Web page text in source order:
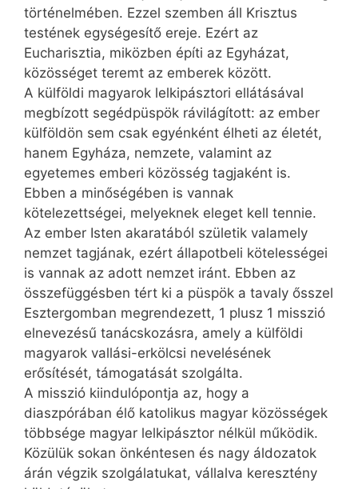
történelmében. Ezzel szemben áll Krisztus
testének egységesítő ereje. Ezért az
Eucharisztia, miközben építi az Egyházat,
közösséget teremt az emberek között.
A külföldi magyarok lelkipásztori ellátásával
megbízott segédpüspök rávilágított: az ember
külföldön sem csak egyénként élheti az életét,
hanem Egyháza, nemzete, valamint az
egyetemes emberi közösség tagjaként is.
Ebben a minőségében is vannak
kötelezettségei, melyeknek eleget kell tennie.
Az ember Isten akaratából születik valamely
nemzet tagjának, ezért állapotbeli kötelességei
is vannak az adott nemzet iránt. Ebben az
összefüggésben tért ki a püspök a tavaly ősszel
Esztergomban megrendezett, 1 plusz 1 misszió
elnevezésű tanácskozásra, amely a külföldi
magyarok vallási-erkölcsi nevelésének
erősítését, támogatását szolgálta.
A misszió kiindulópontja az, hogy a
diaszpórában élő katolikus magyar közösségek
többsége magyar lelkipásztor nélkül működik.
Közülük sokan önkéntesen és nagy áldozatok
árán végzik szolgálatukat, vállalva keresztény